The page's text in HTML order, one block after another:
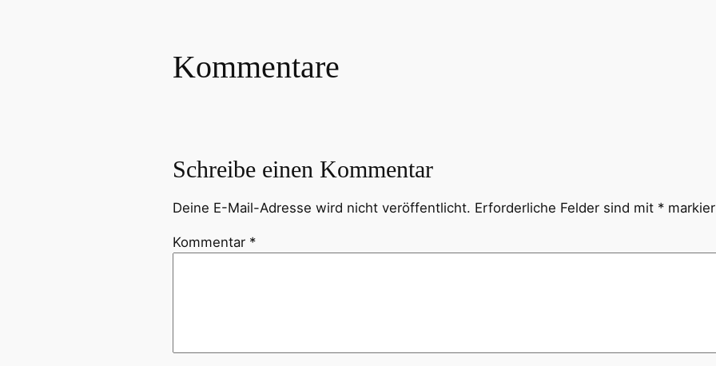
Kommentare
Schreibe einen Kommentar
Deine E-Mail-Adresse wird nicht veröffentlicht. Erforderliche Felder sind mit *
Kommentar *